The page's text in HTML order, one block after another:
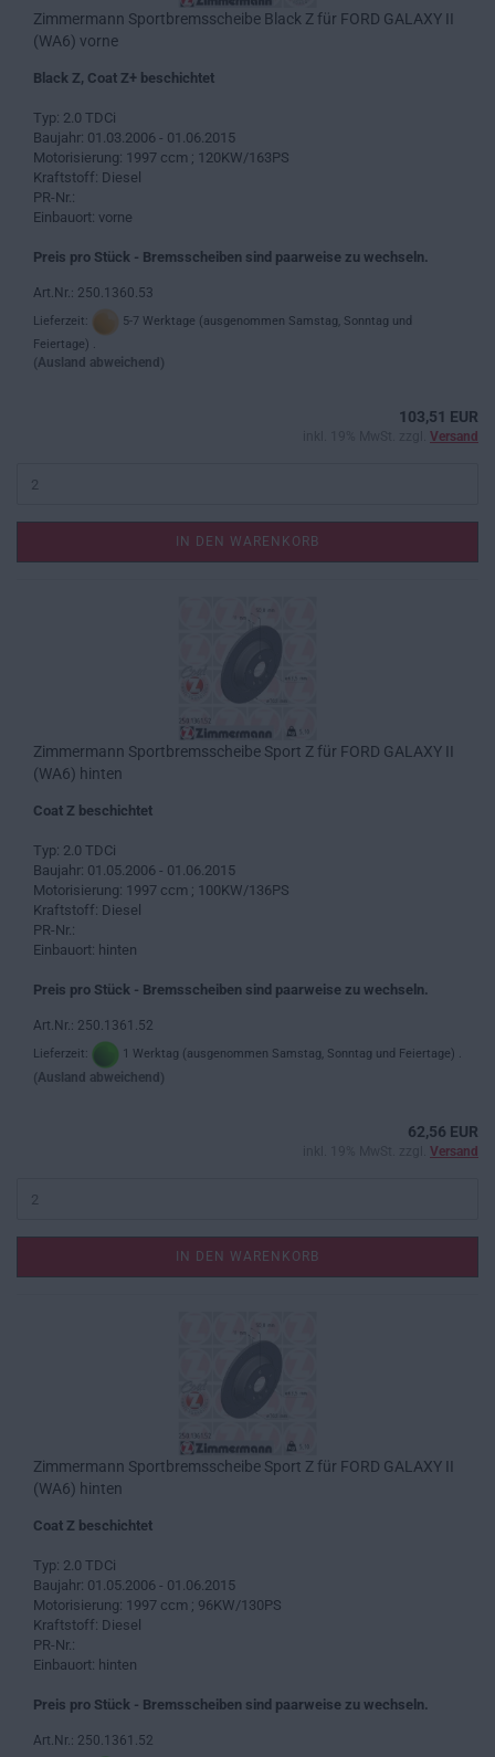
Zimmermann Sportbremsscheibe Black Z für FORD GALAXY II
(WA6) vorne
Black Z, Coat Z+ beschichtet
Typ: 2.0 TDCi
Baujahr: 01.03.2006 - 01.06.2015
Motorisierung: 1997 ccm ; 120KW/163PS
Kraftstoff: Diesel
PR-Nr.:
Einbauort: vorne
Preis pro Stück - Bremsscheiben sind paarweise zu wechseln.
Art.Nr.: 250.1360.53
Lieferzeit:
5-7 Werktage (ausgenommen Samstag, Sonntag und
Feiertage) .
(Ausland abweichend)
103,51 EUR
Versand
IN DEN WARENKORB
Zimmermann Sportbremsscheibe Sport Z für FORD GALAXY II
(WA6) hinten
Coat Z beschichtet
Typ: 2.0 TDCi
Baujahr: 01.05.2006 - 01.06.2015
Motorisierung: 1997 ccm ; 100KW/136PS
Kraftstoff: Diesel
PR-Nr.:
Einbauort: hinten
Preis pro Stück - Bremsscheiben sind paarweise zu wechseln.
Art.Nr.: 250.1361.52
Lieferzeit: 1 Werktag (ausgenommen Samstag, Sonntag und Feiertage) .
(Ausland abweichend)
62,56 EUR
Versand
IN DEN WARENKORB
Zimmermann Sportbremsscheibe Sport Z für FORD GALAXY II
(WA6) hinten
Coat Z beschichtet
Typ: 2.0 TDCi
Baujahr: 01.05.2006 - 01.06.2015
Motorisierung: 1997 ccm ; 96KW/130PS
Kraftstoff: Diesel
PR-Nr.:
Einbauort: hinten
Preis pro Stück - Bremsscheiben sind paarweise zu wechseln.
Art.Nr.: 250.1361.52